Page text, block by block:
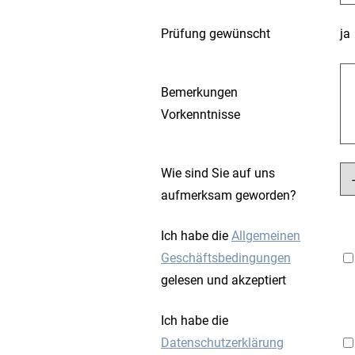
Prüfung gewünscht ja
Bemerkungen
Vorkenntnisse
Wie sind Sie auf uns
aufmerksam geworden?
Ich habe die Allgemeinen
Geschäftsbedingungen
gelesen und akzeptiert
Ich habe die
Datenschutzerklärung